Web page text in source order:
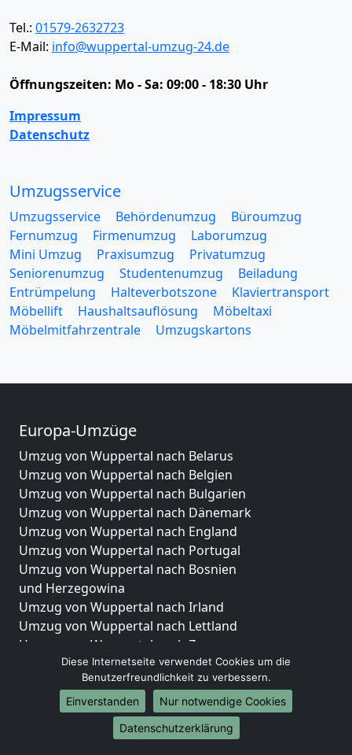
Tel.: 01579-2632723
E-Mail: info@wuppertal-umzug-24.de
Öffnungszeiten: Mo - Sa: 09:00 - 18:30 Uhr
Impressum
Datenschutz
Umzugsservice
Umzugsservice Behördenumzug
Büroumzug
Fernumzug
Firmenumzug
Laborumzug
Mini Umzug
Praxisumzug
Privatumzug
Seniorenumzug
Studentenumzug
Beiladung
Entrümpelung
Halteverbotszone
Klaviertransport
Möbellift
Haushaltsauflösung
Möbeltaxi
Möbelmitfahrzentrale
Umzugskartons
Europa-Umzüge
Umzug von Wuppertal nach Belarus
Umzug von Wuppertal nach Belgien
Umzug von Wuppertal nach Bulgarien
Umzug von Wuppertal nach Dänemark
Umzug von Wuppertal nach England
Umzug von Wuppertal nach Portugal
Umzug von Wuppertal nach Bosnien
und Herzegowina
Umzug von Wuppertal nach Irland
Umzug von Wuppertal nach Lettland
Umzug von Wuppertal nach Zypern
Umzug von Wuppertal nach Kroatien
Umzug von Wuppertal nach Estland
Umzug von Wuppertal nach Finnland
Umzug von Wuppertal nach Frankreich
Umzug von Wuppertal nach Griechenland
Diese Internetseite verwendet Cookies um die
Benutzerfreundlichkeit zu verbessern.
Einverstanden
Nur notwendige Cookies
Datenschutzerklärung